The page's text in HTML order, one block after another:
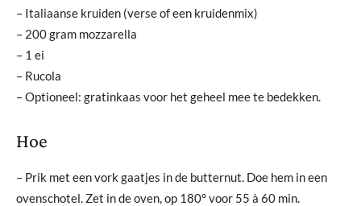
– Italiaanse kruiden (verse of een kruidenmix)
– 200 gram mozzarella
– 1 ei
– Rucola
– Optioneel: gratinkaas voor het geheel mee te bedekken.
Hoe
– Prik met een vork gaatjes in de butternut. Doe hem in een
ovenschotel. Zet in de oven, op 180° voor 55 à 60 min.